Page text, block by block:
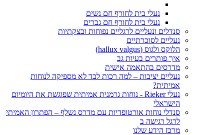
נעלי בית לחורף חם נשים
נעלי בית לחורף חם גברים
סנדלים ונעליים לרגליים נפוחות ובצקתיות
נעליים לסוכרתיים
הלוקס ולגוס (hallux valgus)
איך פותרים בעיות גב
מדרסים בהתאמה אישית
נעליים יציבות – למה רכות לבד לא מספיקה לנוחות
אמיתית?
נעלי Rieker - נוחות גרמנית אמיתית שפוגשת את היומיום
הישראלי
סנדלי נוחות אורטופדיות עם מדרס נשלף – הפתרון האמיתי
לרגל רגישה ב
מרכז הידע שלנו